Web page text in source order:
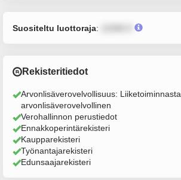
Suositeltu luottoraja:
Rekisteritiedot
Arvonlisäverovelvollisuus: Liiketoiminnasta
arvonlisäverovelvollinen
Verohallinnon perustiedot
Ennakkoperintärekisteri
Kaupparekisteri
Työnantajarekisteri
Edunsaajarekisteri